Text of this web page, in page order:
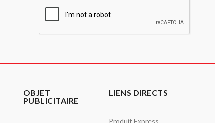
OBJET
PUBLICITAIRE
LIENS DIRECTS